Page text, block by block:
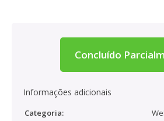
Concluído
Informações adicionais
Categoria: